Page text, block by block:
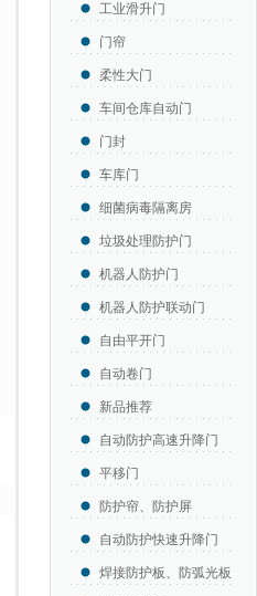
工业滑升门
门帘
柔性大门
车间仓库自动门
门封
车库门
细菌病毒隔离房
垃圾处理防护门
机器人防护门
机器人防护联动门
自由平开门
自动卷门
新品推荐
自动防护高速升降门
平移门
防护帘、防护屏
自动防护快速升降门
焊接防护板、防弧光板